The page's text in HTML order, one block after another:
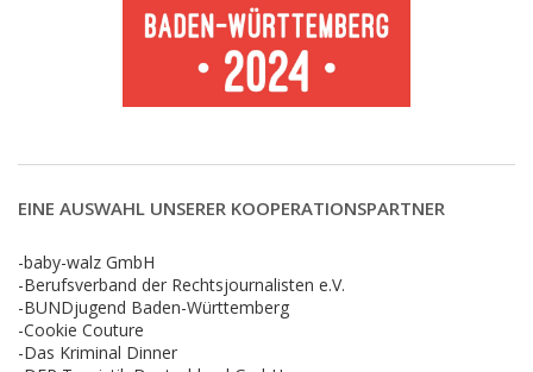
EINE AUSWAHL UNSERER KOOPERATIONSPARTNER
-baby-walz GmbH
-Berufsverband der Rechtsjournalisten e.V.
-BUNDjugend Baden-Württemberg
-Cookie Couture
-Das Kriminal Dinner